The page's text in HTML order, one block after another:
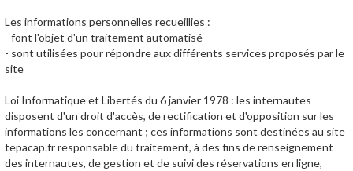
Les informations personnelles recueillies :
- font l'objet d'un traitement automatisé
- sont utilisées pour répondre aux différents services proposés par le
site
Loi Informatique et Libertés du 6 janvier 1978 : les internautes
disposent d'un droit d'accès, de rectification et d'opposition sur les
informations les concernant ; ces informations sont destinées au site
tepacap.fr responsable du traitement, à des fins de renseignement
des internautes, de gestion et de suivi des réservations en ligne,